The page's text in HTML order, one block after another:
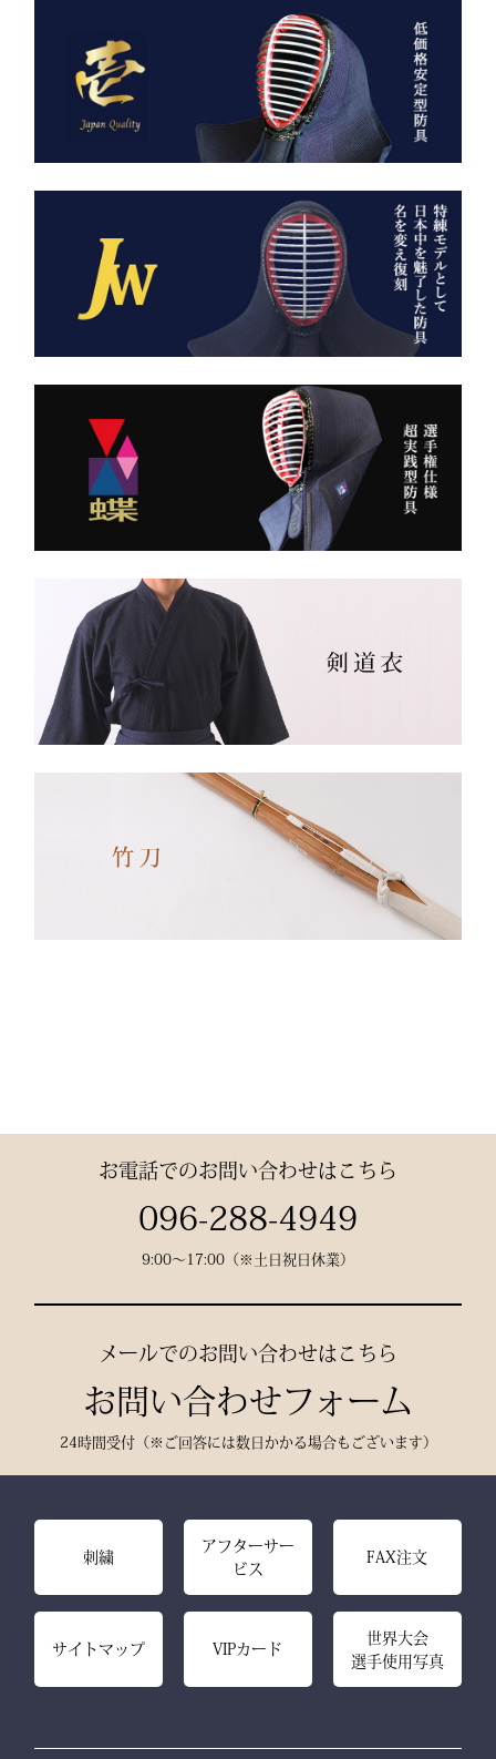
袴、その風合いをぜひご体
感ください。
8800 木綿袴 ―
武州金橋8800 木綿袴
（小島染織工業） × 熊本
日本が誇る伝統織物 武州
金橋（8800番手 木綿生
地） を使用した 本格木綿
生地は明治5年創業の老舗
小島染織工業 による純国
縫製は熊本の熟練縫製工場
で丁寧に仕立てられ、耐
久性と着心地を両立してい
ます。
日々の稽古・大会でも安心
本最古クラスの木綿生地。
熟練職人の 丁寧な縫製
「見た目だけ」では終わら
せない、本物の品質があり
ます。
ただ運ぶための袋ではあり
これは、
強さ・品格・こだわりをま
とうための竹刀袋。
持つだけで気持ちが引き締
道場に入る一歩目から、勝
負のスイッチが入る。
――その一本を、あなたの
手に。
お電話でのお問い合わせはこちら
096-288-4949
9:00〜17:00（※土日祝日休業）
メールでのお問い合わせはこちら
お問い合わせフォーム
24時間受付（※ご回答には数日かかる場合もございます）
刺繍
アフターサー
ビス
FAX注文
サイトマップ VIPカード
世界大会
選手使用写真